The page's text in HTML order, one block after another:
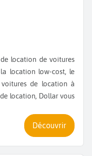
location de voitures
location low-cost, le
de location à
location, Dollar vous
Découvrir